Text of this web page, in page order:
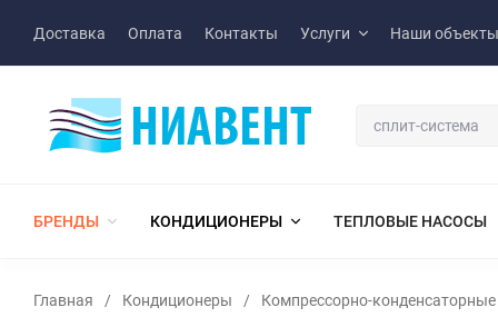
Доставка Оплата Контакты Услуги Наши объекты
БРЕНДЫ КОНДИЦИОНЕРЫ ТЕПЛОВЫЕ НАСОСЫ
Главная / Кондиционеры / Компрессорно-